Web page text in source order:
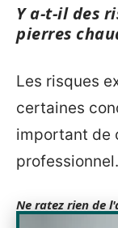
Y a-t-il des
pierres
Les risques
certaines
important de
professionnel.
Ne ratez rien de